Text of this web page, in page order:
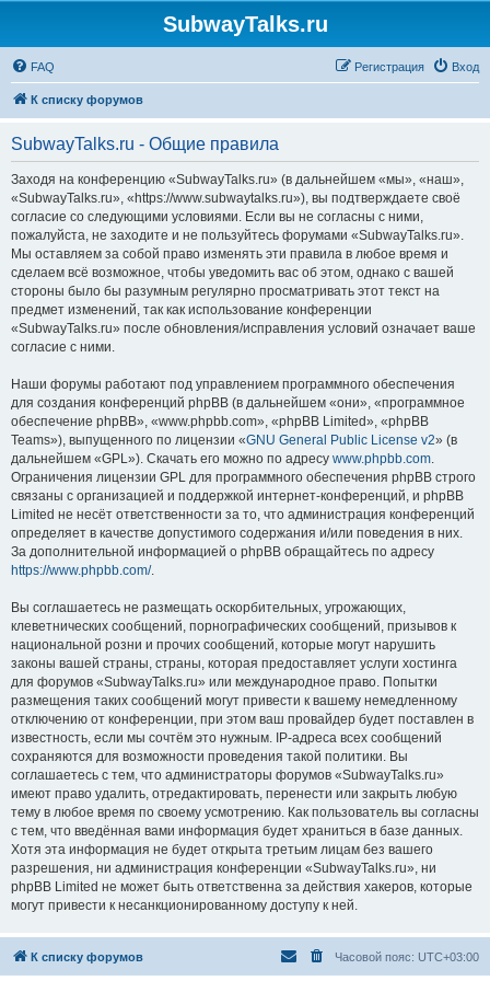
SubwayTalks.ru
FAQ Вход
Регистрация
К списку форумов
SubwayTalks.ru - Общие правила
Заходя на конференцию «SubwayTalks.ru» (в дальнейшем «мы», «наш»,
«SubwayTalks.ru», «https://www.subwaytalks.ru»), вы подтверждаете своё
согласие со следующими условиями. Если вы не согласны с ними,
пожалуйста, не заходите и не пользуйтесь форумами «SubwayTalks.ru».
Мы оставляем за собой право изменять эти правила в любое время и
сделаем всё возможное, чтобы уведомить вас об этом, однако с вашей
стороны было бы разумным регулярно просматривать этот текст на
предмет изменений, так как использование конференции
«SubwayTalks.ru» после обновления/исправления условий означает ваше
согласие с ними.
Наши форумы работают под управлением программного обеспечения
для создания конференций phpBB (в дальнейшем «они», «программное
обеспечение phpBB», «www.phpbb.com», «phpBB Limited», «phpBB
Teams»), выпущенного по лицензии «GNU General Public License v2» (в
дальнейшем «GPL»). Скачать его можно по адресу www.phpbb.com.
Ограничения лицензии GPL для программного обеспечения phpBB строго
связаны с организацией и поддержкой интернет-конференций, и phpBB
Limited не несёт ответственности за то, что администрация конференций
определяет в качестве допустимого содержания и/или поведения в них.
За дополнительной информацией о phpBB обращайтесь по адресу
https://www.phpbb.com/.
Вы соглашаетесь не размещать оскорбительных, угрожающих,
клеветнических сообщений, порнографических сообщений, призывов к
национальной розни и прочих сообщений, которые могут нарушить
законы вашей страны, страны, которая предоставляет услуги хостинга
для форумов «SubwayTalks.ru» или международное право. Попытки
размещения таких сообщений могут привести к вашему немедленному
отключению от конференции, при этом ваш провайдер будет поставлен в
известность, если мы сочтём это нужным. IP-адреса всех сообщений
сохраняются для возможности проведения такой политики. Вы
соглашаетесь с тем, что администраторы форумов «SubwayTalks.ru»
имеют право удалить, отредактировать, перенести или закрыть любую
тему в любое время по своему усмотрению. Как пользователь вы согласны
с тем, что введённая вами информация будет храниться в базе данных.
Хотя эта информация не будет открыта третьим лицам без вашего
разрешения, ни администрация конференции «SubwayTalks.ru», ни
phpBB Limited не может быть ответственна за действия хакеров, которые
могут привести к несанкционированному доступу к ней.
К списку форумов Часовой пояс: UTC+03:00